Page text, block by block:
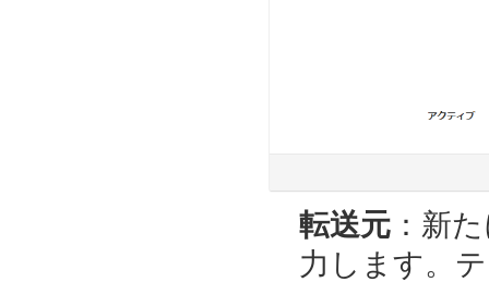
転送元：新
力します。